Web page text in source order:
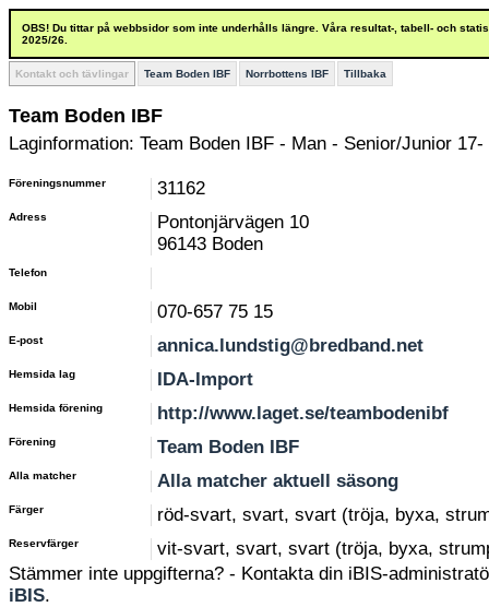
OBS! Du tittar på webbsidor som inte underhålls längre. Våra resultat-, tabell- och
2025/26.
Kontakt och tävlingar Team Boden IBF Norrbottens IBF Tillbaka
Team Boden IBF
Laginformation: Team Boden IBF - Man - Senior/Junior 17-
Föreningsnummer 31162
Adress
Pontonjärvägen 10
96143 Boden
Telefon
Mobil 070-657 75 15
E-post annica.lundstig@bredband.net
Hemsida lag IDA-Import
Hemsida förening http://www.laget.se/teambodenibf
Förening Team Boden IBF
Alla matcher Alla matcher aktuell säsong
Färger röd-svart, svart, svart (tröja, byxa,
Reservfärger
vit-svart, svart, svart (tröja, byxa,
Stämmer inte uppgifterna? - Kontakta din iBIS-
iBIS.